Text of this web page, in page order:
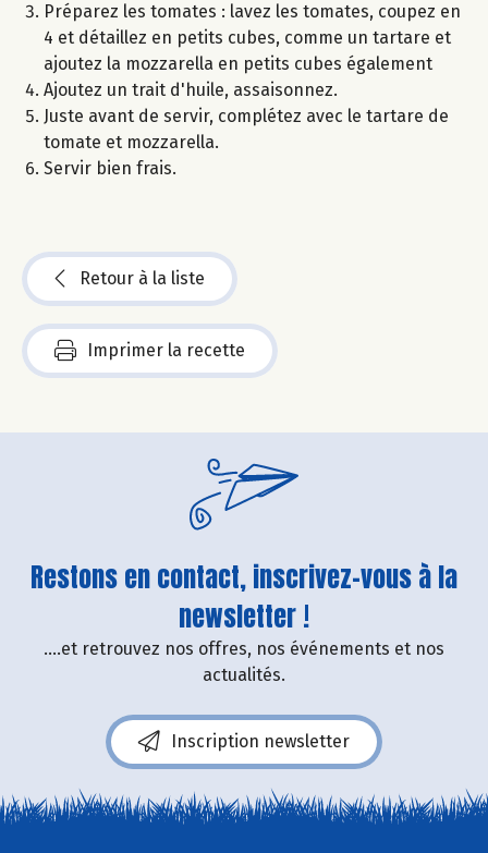
Préparez les tomates : lavez les tomates, coupez en
4 et détaillez en petits cubes, comme un tartare et
ajoutez la mozzarella en petits cubes également
Ajoutez un trait d'huile, assaisonnez.
Juste avant de servir, complétez avec le tartare de
tomate et mozzarella.
Servir bien frais.
Retour à la liste
Imprimer la recette
Restons en contact, inscrivez-vous à la
newsletter !
....et retrouvez nos offres, nos événements et nos
actualités.
Inscription newsletter